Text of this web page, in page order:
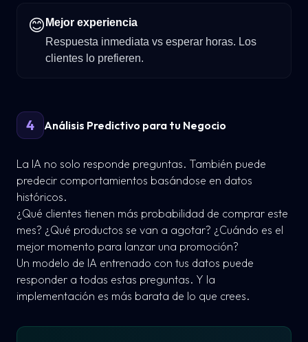
😊 Mejor experiencia
Respuesta inmediata vs esperar horas. Los
clientes lo prefieren.
4 Análisis Predictivo para tu Negocio
La IA no solo responde preguntas. También puede
predecir comportamientos basándose en datos
históricos.
¿Qué clientes tienen más probabilidad de comprar este
mes? ¿Qué productos se van a agotar? ¿Cuándo es el
mejor momento para lanzar una promoción?
Un modelo de IA entrenado con tus datos puede
responder a todas estas preguntas. Y la
implementación es más barata de lo que crees.